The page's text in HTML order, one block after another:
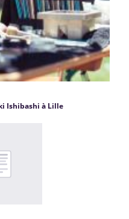
Ishibashi à Lille